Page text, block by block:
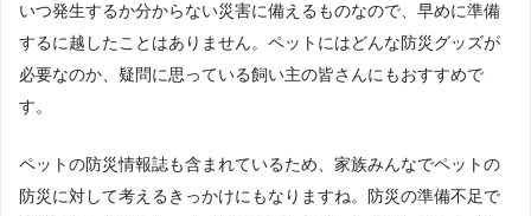
いつ発生するか分からない災害に備えるものなので、早めに準備
するに越したことはありません。ペットにはどんな防災グッズが
必要なのか、疑問に思っている飼い主の皆さんにもおすすめで
す。
ペットの防災情報誌も含まれているため、家族みんなでペットの
防災に対して考えるきっかけにもなりますね。防災の準備不足で